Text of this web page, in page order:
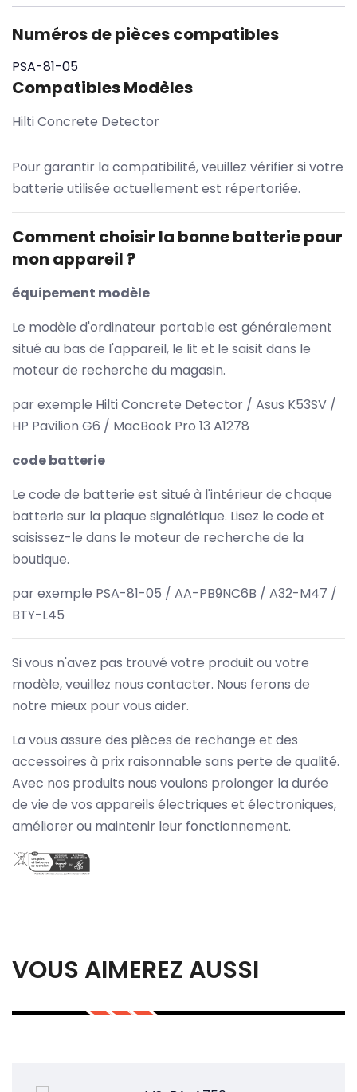
Numéros de pièces compatibles
PSA-81-05
Compatibles Modèles
Hilti Concrete Detector
Pour garantir la compatibilité, veuillez vérifier si votre
batterie utilisée actuellement est répertoriée.
Comment choisir la bonne batterie pour
mon appareil ?
équipement modèle
Le modèle d'ordinateur portable est généralement
situé au bas de l'appareil, le lit et le saisit dans le
moteur de recherche du magasin.
par exemple Hilti Concrete Detector / Asus K53SV /
HP Pavilion G6 / MacBook Pro 13 A1278
code batterie
Le code de batterie est situé à l'intérieur de chaque
batterie sur la plaque signalétique. Lisez le code et
saisissez-le dans le moteur de recherche de la
boutique.
par exemple PSA-81-05 / AA-PB9NC6B / A32-M47 /
BTY-L45
Si vous n'avez pas trouvé votre produit ou votre
modèle, veuillez nous contacter. Nous ferons de
notre mieux pour vous aider.
La vous assure des pièces de rechange et des
accessoires à prix raisonnable sans perte de qualité.
Avec nos produits nous voulons prolonger la durée
de vie de vos appareils électriques et électroniques,
améliorer ou maintenir leur fonctionnement.
VOUS AIMEREZ AUSSI